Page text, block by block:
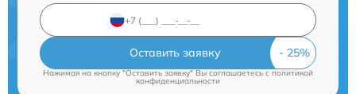
Оставить заявку
Нажимая на кнопку "Оставить заявку" Вы соглашаетесь cполитикой
конфиденциальности